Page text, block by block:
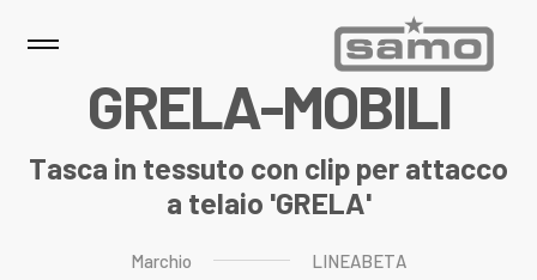
GRELA-MOBILI
Tasca in tessuto con clip per attacco
a telaio 'GRELA'
Marchio LINEABETA